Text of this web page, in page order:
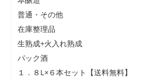
普通・その他
在庫整理品
生熟成+火入れ熟成
パック酒
１．８L×６本セット【送料無料】